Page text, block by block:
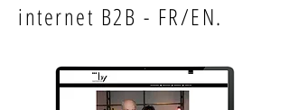
internet B2B - FR/EN.